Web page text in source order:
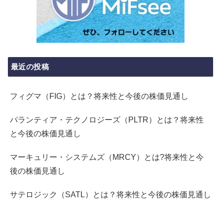
最近の投稿
フィグマ（FIG）とは？将来性と今後の株価見通し
パランティア・テクノロジーズ（PLTR）とは？将来性
と今後の株価見通し
マーキュリー・システムズ（MRCY）とは?将来性と今
後の株価見通し
サテロジック（SATL）とは？将来性と今後の株価見通し